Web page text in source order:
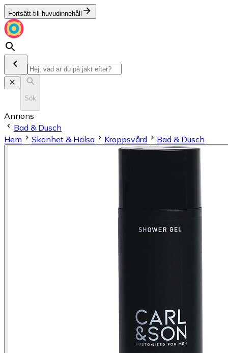
Fortsätt till huvudinnehåll
Sök
Annons
Bad & Dusch
Hem
Skönhet & Hälsa Kroppsvård Bad & Dusch